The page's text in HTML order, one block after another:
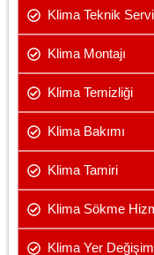
Klima Teknik
Klima Montajı
Klima Temizliği
Klima Bakımı
Klima Tamiri
Klima Sökme
Klima Yer